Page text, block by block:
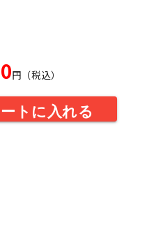
円（税込）
トに入れる